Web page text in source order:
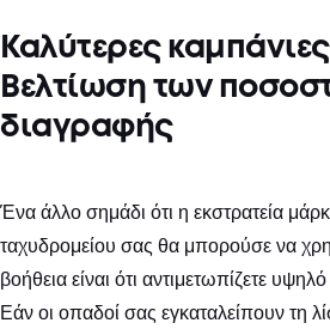
Καλύτερες
Βελτίωση των
διαγραφής
Ένα άλλο σημάδι ότι η εκστρατεία
ταχυδρομείου σας θα μπορούσε να
βοήθεια είναι ότι αντιμετωπίζετε
Εάν οι οπαδοί σας εγκαταλείπουν τη